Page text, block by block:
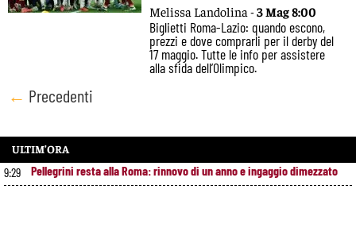
Melissa Landolina -3 Mag 8:00
Biglietti Roma-Lazio: quando escono,
prezzi e dove comprarli per il derby del
17 maggio. Tutte le info per assistere
alla sfida dell’Olimpico.
Posts
navigation
← Precedenti
ULTIM’ORA
9:29 Pellegrini resta alla Roma: rinnovo di un anno e ingaggio dimezzato